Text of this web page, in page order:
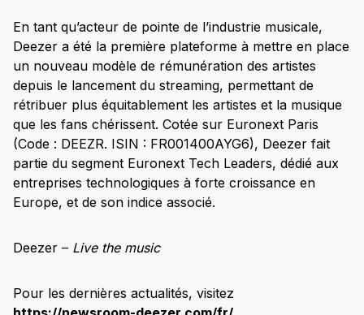
En tant qu’acteur de pointe de l’industrie musicale,
Deezer a été la première plateforme à mettre en place
un nouveau modèle de rémunération des artistes
depuis le lancement du streaming, permettant de
rétribuer plus équitablement les artistes et la musique
que les fans chérissent. Cotée sur Euronext Paris
(Code : DEEZR. ISIN : FR001400AYG6), Deezer fait
partie du segment Euronext Tech Leaders, dédié aux
entreprises technologiques à forte croissance en
Europe, et de son indice associé.
Deezer – Live the music
Pour les dernières actualités, visitez